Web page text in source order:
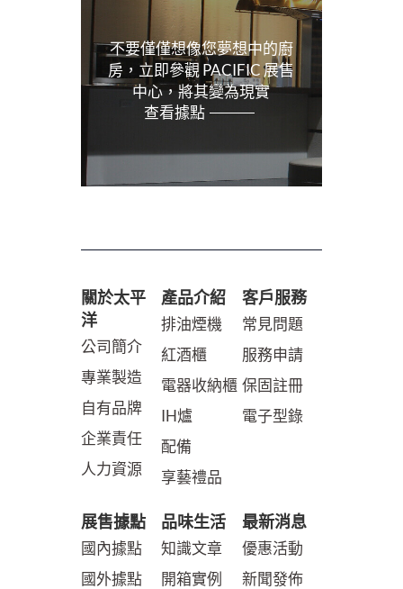
不要僅僅想像您夢想中的廚
房，立即參觀 PACIFIC 展售
中心，將其變為現實
查看據點
關於太平
洋
公司簡介
專業製造
自有品牌
企業責任
人力資源
產品介紹
排油煙機
紅酒櫃
電器收納櫃
IH爐
配備
享藝禮品
客戶服務
常見問題
服務申請
保固註冊
電子型錄
展售據點
國內據點
國外據點
品味生活
知識文章
開箱實例
最新消息
優惠活動
新聞發佈